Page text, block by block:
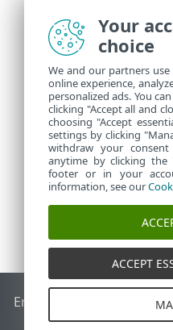
End of Life
Your
choice
We and our partners
online experience,
personalized ads. You
clicking "Accept all and
choosing "Accept
settings by clicking
withdraw your
anytime by clicking the
footer or in your
information, see our
ACCEPT